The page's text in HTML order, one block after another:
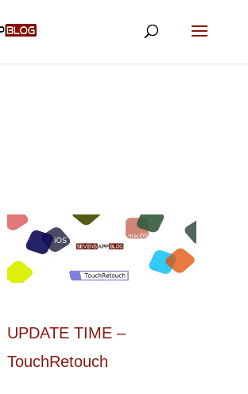
UPDATE TIME –
TouchRetouch